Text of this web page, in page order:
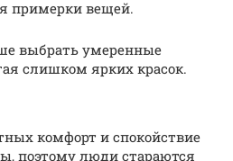
примерки вещей.
выбрать умеренные
слишком ярких красок.
комфорт и спокойствие
поэтому люди стараются